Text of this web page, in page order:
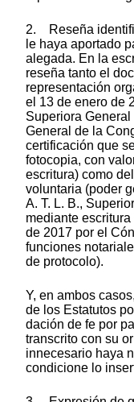
2. Reseña
le haya aportado
alegada. En la
reseña tanto el
representación
el 13 de enero de
Superiora
General de la
certificación que
fotocopia, con
escritura) como
voluntaria (poder
A. T. L. B.,
mediante
de 2017 por el
funciones
de protocolo).
Y, en ambos
de los Estatutos
dación de fe por
transcrito con su
innecesario haya
condicione lo